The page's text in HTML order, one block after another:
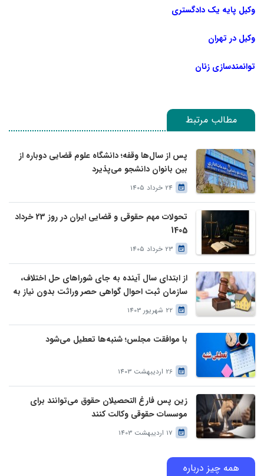
وکیل پایه یک دادگستری
وکیل در تهران
توانمندسازی زنان
مطالب مرتبط
پس از سال‌ها وقفه؛ دانشگاه علوم قضایی دوباره از
بین بانوان دانشجو می‌پذیرد
24 خرداد 1405
تحولات مهم حقوقی و قضایی ایران در روز 23 خرداد
1405
23 خرداد 1405
از ابتدای سال آینده به جای شوراهای حل اختلاف،
سازمان ثبت احوال گواهی حصر وراثت بدون نیاز به
درخواست وراث صادر خواهد کرد
22 شهریور 1403
با موافقت مجلس؛ شنبه‌ها تعطیل می‌شود
26 اردیبهشت 1403
زین پس فارغ التحصیلان حقوق می‌توانند برای
موسسات حقوقی وکالت کنند
17 اردیبهشت 1403
همه چیز درباره